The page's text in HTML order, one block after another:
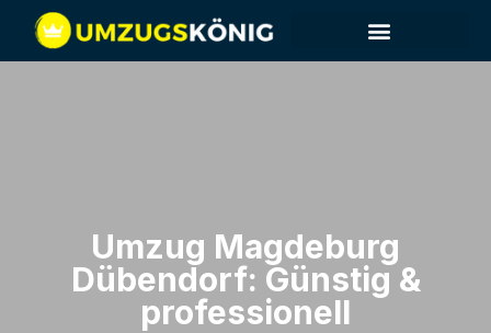
Umzug Magdeburg​
Dübendorf: Günstig &
professionell​